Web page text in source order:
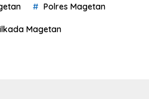
Polres Magetan
Magetan